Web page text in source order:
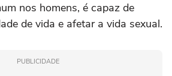
nos homens, é capaz de
de vida e afetar a vida sexual.
PUBLICIDADE